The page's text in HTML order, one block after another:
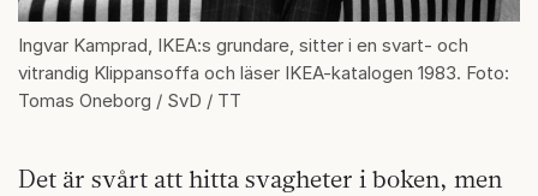
Ingvar Kamprad, IKEA:s grundare, sitter i en svart- och
vitrandig Klippansoffa och läser IKEA-katalogen 1983. Foto:
Tomas Oneborg / SvD / TT
Det är svårt att hitta svagheter i boken, men